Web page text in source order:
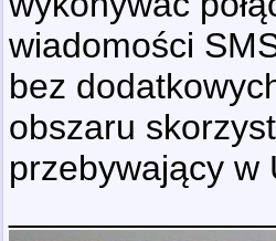
wiadomości
bez
obszaru
przebywający w